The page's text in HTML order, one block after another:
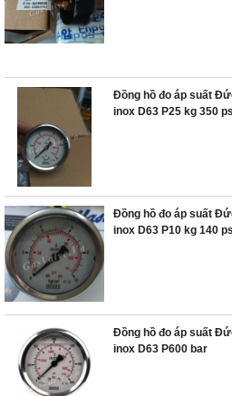
Đồng hồ đo áp suất
inox D63 P25 kg 350
Đồng hồ đo áp suất
inox D63 P10 kg 140
Đồng hồ đo áp suất
inox D63 P600 bar